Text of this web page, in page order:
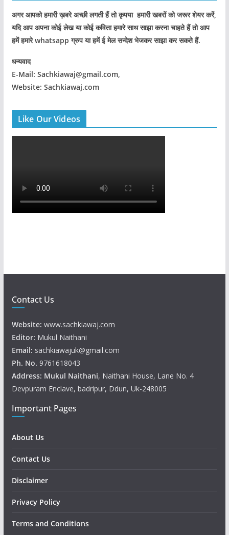
अगर आपको हमारी ख़बरे अच्छी लगती हैं तो कृपया हमारी खबरों को जरूर शेयर करें,
यदि आप अपना कोई लेख या कोई कविता हमारे साथ साझा करना चाहते हैं तो आप
हमें हमारे whatsapp ग्रुप या हमें ई मेल सन्देश भेजकर साझा कर सकते हैं.
धन्यवाद
E-Mail: Sachkiawaj@gmail.com,
Website: Sachkiawaj.com
Like Our Videos
Contact Us
Website: www.sachkiawaj.com
Editor: Mukul Naithani
Email: sachkiawajuk@gmail.com
Ph. No. 9761618043
Address: Mukul Naithani, Naithani House, Lane No. 4
Devpuram Enclave, badripur, Ddun, Uk-248005
Important Pages
About Us
Contact Us
Disclaimer
Privacy Policy
Terms and Conditions